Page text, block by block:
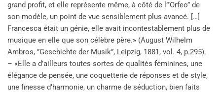
grand profit, et elle représente même, à côté de l”’Orfeo” de
son modèle, un point de vue sensiblement plus avancé. […]
Francesca était un génie, elle avait incontestablement plus de
musique en elle que son célèbre père.» (August Wilhelm
Ambros, ”Geschichte der Musik”, Leipzig, 1881, vol. 4, p.295).
– «Elle a d’ailleurs toutes sortes de qualités féminines, une
élégance de pensée, une coquetterie de réponses et de style,
une finesse d’harmonie, un charme de séduction, bien faits